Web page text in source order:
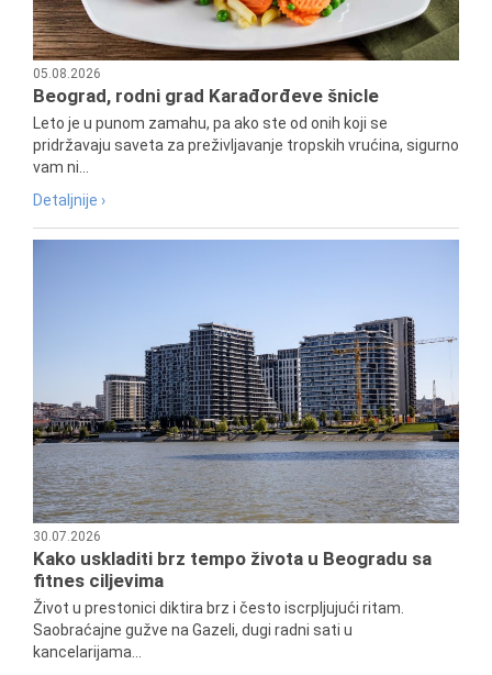
05.08.2026
Beograd, rodni grad Karađorđeve šnicle
Leto je u punom zamahu, pa ako ste od onih koji se
pridržavaju saveta za preživljavanje tropskih vrućina, sigurno
vam ni...
Detaljnije ›
30.07.2026
Kako uskladiti brz tempo života u Beogradu sa
fitnes ciljevima
Život u prestonici diktira brz i često iscrpljujući ritam.
Saobraćajne gužve na Gazeli, dugi radni sati u
kancelarijama...